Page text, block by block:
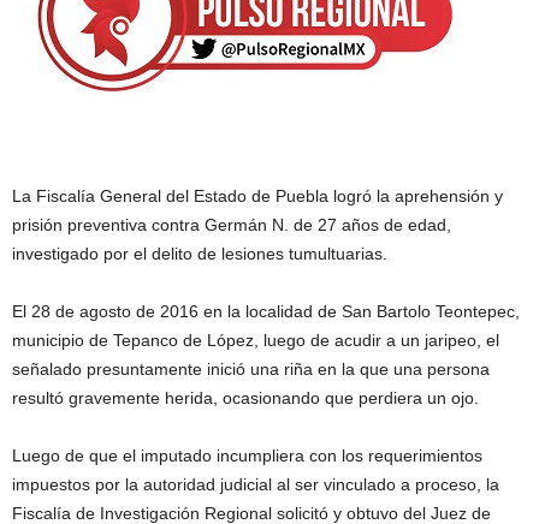
La Fiscalía General del Estado de Puebla logró la aprehensión y
prisión preventiva contra Germán N. de 27 años de edad,
investigado por el delito de lesiones tumultuarias.
El 28 de agosto de 2016 en la localidad de San Bartolo Teontepec,
municipio de Tepanco de López, luego de acudir a un jaripeo, el
señalado presuntamente inició una riña en la que una persona
resultó gravemente herida, ocasionando que perdiera un ojo.
Luego de que el imputado incumpliera con los requerimientos
impuestos por la autoridad judicial al ser vinculado a proceso, la
Fiscalía de Investigación Regional solicitó y obtuvo del Juez de